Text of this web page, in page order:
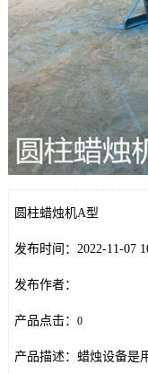
圆柱蜡烛机A型
发布时间：2022-11-07
发布作者：
产品点击： 0
产品描述：蜡烛设备是